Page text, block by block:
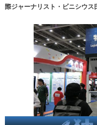
際ジャーナリスト・ビニシウス